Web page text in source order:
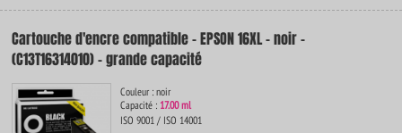
Cartouche d'encre compatible - EPSON 16XL - noir -
(C13T16314010) - grande capacité
Couleur : noir
Capacité : 17.00 ml
ISO 9001 / ISO 14001